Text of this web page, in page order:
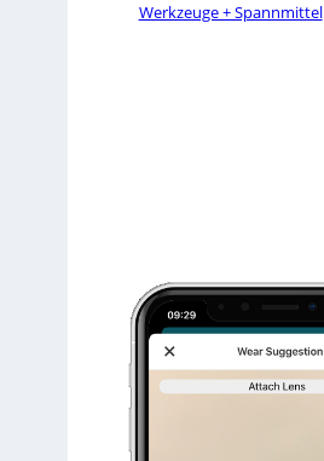
Werkzeuge + Spannmittel